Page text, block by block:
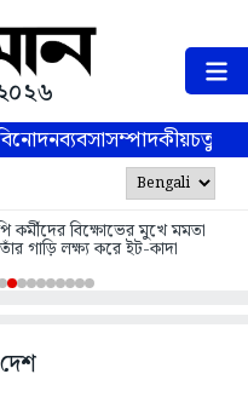
ব্যবসাসম্পাদকীয়
কর্মীদের বিক্ষোভের মুখে মমতা
গাড়ি লক্ষ্য করে ইট-কাদা